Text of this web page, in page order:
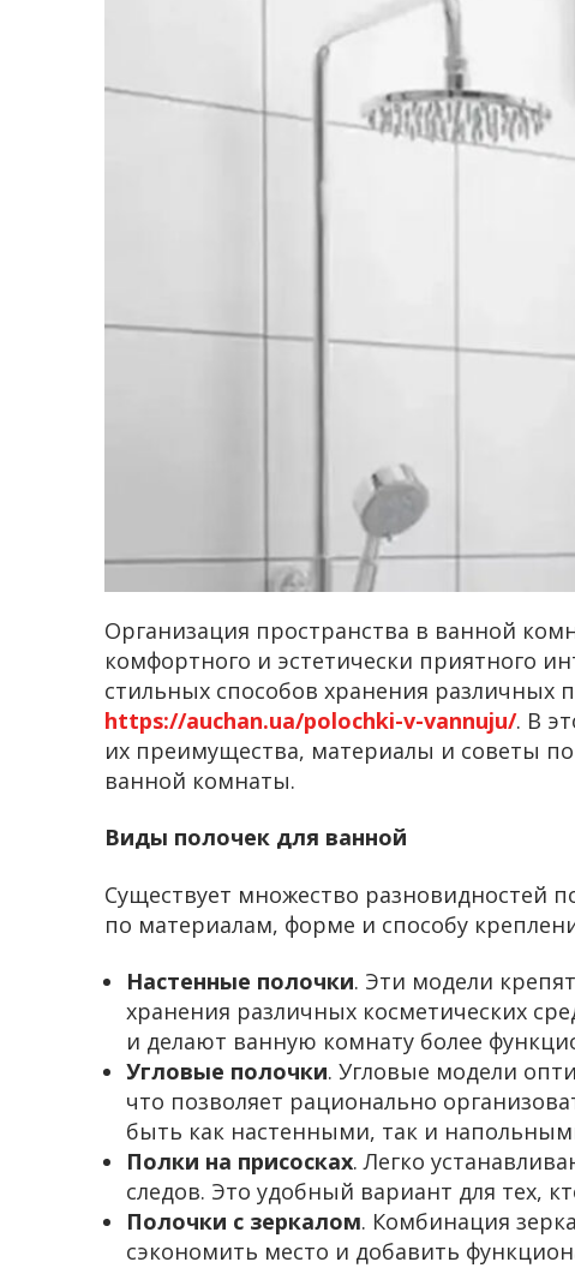
Организация пространства в ванной
комфортного и эстетически приятного
стильных способов хранения различных
https://auchan.ua/polochki-v-vannuju/. В
их преимущества, материалы и советы
ванной комнаты.
Виды полочек для ванной
Существует множество разновидностей
по материалам, форме и способу
Настенные полочки. Эти модели
хранения различных косметических
и делают ванную комнату более
Угловые полочки. Угловые модели
что позволяет рационально
быть как настенными, так и
Полки на присосках. Легко
следов. Это удобный вариант для тех,
Полочки с зеркалом. Комбинация
сэкономить место и добавить